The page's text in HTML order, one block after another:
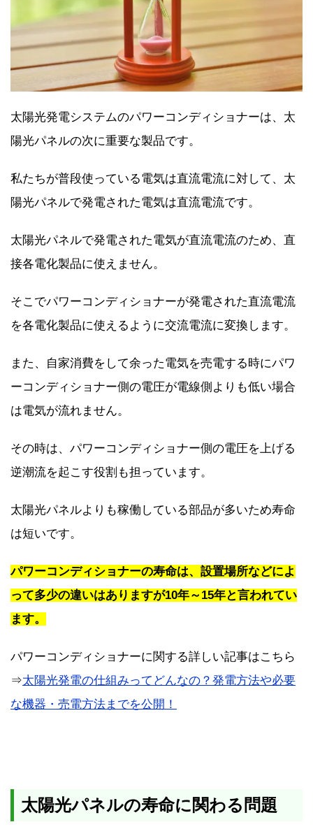
太陽光発電システムのパワーコンディショナーは、太
陽光パネルの次に重要な製品です。
私たちが普段使っている電気は直流電流に対して、太
陽光パネルで発電された電気は直流電流です。
太陽光パネルで発電された電気が直流電流のため、直
接各電化製品に使えません。
そこでパワーコンディショナーが発電された直流電流
を各電化製品に使えるように交流電流に変換します。
また、自家消費をして余った電気を売電する時にパワ
ーコンディショナー側の電圧が電線側よりも低い場合
は電気が流れません。
その時は、パワーコンディショナー側の電圧を上げる
逆潮流を起こす役割も担っています。
太陽光パネルよりも稼働している部品が多いため寿命
は短いです。
パワーコンディショナーの寿命は、設置場所などによ
って多少の違いはありますが10年～15年と言われてい
ます。
パワーコンディショナーに関する詳しい記事はこちら
⇒太陽光発電の仕組みってどんなの？発電方法や必要
な機器・売電方法までを公開！
太陽光パネルの寿命に関わる問題